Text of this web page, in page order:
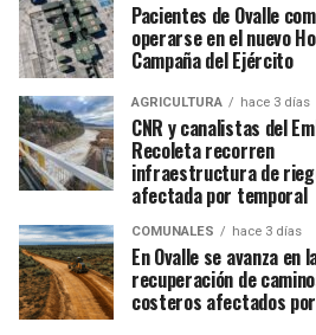
Pacientes de Ovalle
operarse en el nuevo
Campaña del Ejército
AGRICULTURA hace 3 días
CNR y canalistas del
Recoleta recorren
infraestructura de
afectada por temporal
COMUNALES hace 3 días
En Ovalle se avanza en
recuperación de
costeros afectados